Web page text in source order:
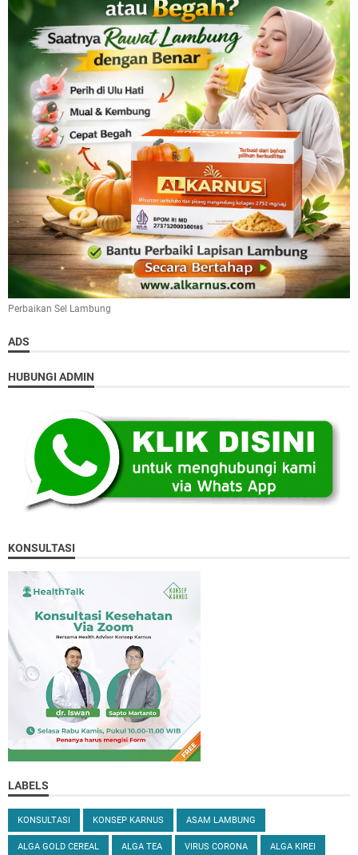
Perbaikan Sel Lambung
ADS
HUBUNGI ADMIN
KONSULTASI
LABELS
KONSULTASI KONSEP KARNUS ASAM LAMBUNG
ALGA GOLD CEREAL ALGA TEA VIRUS CORONA ALGA KIREI